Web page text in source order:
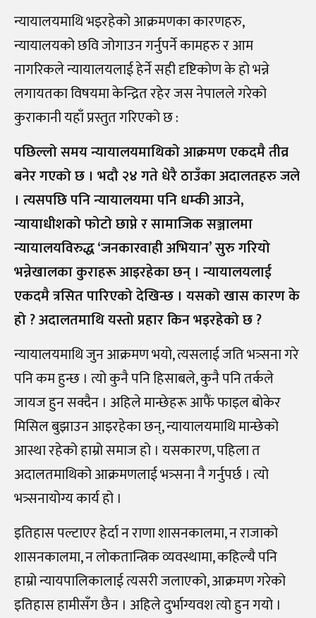
न्यायालयमाथि भइरहेको आक्रमणका कारणहरु,
न्यायालयको छवि जोगाउन गर्नुपर्ने कामहरु र आम
नागरिकले न्यायालयलाई हेर्ने सही दृष्टिकोण के हो भन्ने
लगायतका विषयमा केन्द्रित रहेर जस नेपालले गरेको
कुराकानी यहाँ प्रस्तुत गरिएको छ :
पछिल्लो समय न्यायालयमाथिको आक्रमण एकदमै तीव्र
बनेर गएको छ । भदौ २४ गते धेरै ठाउँका अदालतहरु जले
। त्यसपछि पनि न्यायालयमा पनि धम्की आउने,
न्यायाधीशको फोटो छाप्ने र सामाजिक सञ्जालमा
न्यायालयविरुद्ध ‘जनकारवाही अभियान’ सुरु गरियो
भन्नेखालका कुराहरू आइरहेका छन् । न्यायालयलाई
एकदमै त्रसित पारिएको देखिन्छ । यसको खास कारण के
हो ? अदालतमाथि यस्तो प्रहार किन भइरहेको छ ?
न्यायालयमाथि जुन आक्रमण भयो, त्यसलाई जति भत्र्सना गरे
पनि कम हुन्छ । त्यो कुनै पनि हिसाबले, कुनै पनि तर्कले
जायज हुन सक्दैन । अहिले मान्छेहरू आफैं फाइल बोकेर
मिसिल बुझाउन आइरहेका छन्, न्यायालयमाथि मान्छेको
आस्था रहेको हाम्रो समाज हो । यसकारण, पहिला त
अदालतमाथिको आक्रमणलाई भत्र्सना नै गर्नुपर्छ । त्यो
भत्र्सनायोग्य कार्य हो ।
इतिहास पल्टाएर हेर्दा न राणा शासनकालमा, न राजाको
शासनकालमा, न लोकतान्त्रिक व्यवस्थामा, कहिल्यै पनि
हाम्रो न्यायपालिकालाई त्यसरी जलाएको, आक्रमण गरेको
इतिहास हामीसँग छैन । अहिले दुर्भाग्यवश त्यो हुन गयो ।